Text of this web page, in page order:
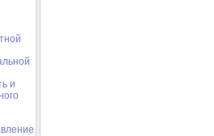
и